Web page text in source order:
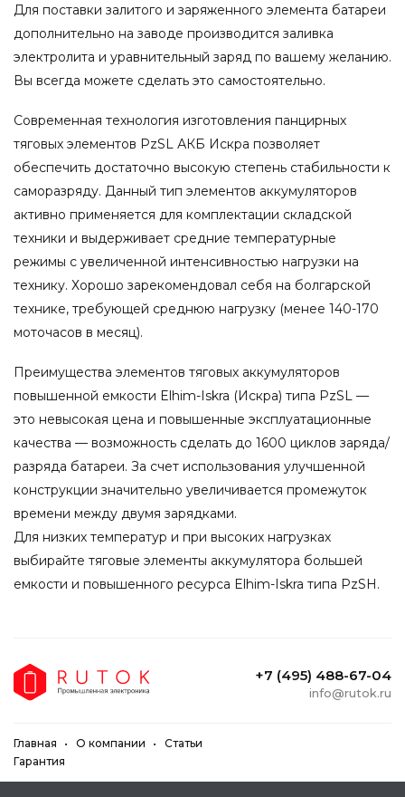
Для поставки залитого и заряженного элемента батареи
дополнительно на заводе производится заливка
электролита и уравнительный заряд по вашему желанию.
Вы всегда можете сделать это самостоятельно.
Современная технология изготовления панцирных
тяговых элементов PzSL АКБ Искра позволяет
обеспечить достаточно высокую степень стабильности к
саморазряду. Данный тип элементов аккумуляторов
активно применяется для комплектации складской
техники и выдерживает средние температурные
режимы с увеличенной интенсивностью нагрузки на
технику. Хорошо зарекомендовал себя на болгарской
технике, требующей среднюю нагрузку (менее 140-170
моточасов в месяц).
Преимущества элементов тяговых аккумуляторов
повышенной емкости Elhim-Iskra (Искра) типа PzSL —
это невысокая цена и повышенные эксплуатационные
качества — возможность сделать до 1600 циклов заряда/
разряда батареи. За счет использования улучшенной
конструкции значительно увеличивается промежуток
времени между двумя зарядками.
Для низких температур и при высоких нагрузках
выбирайте тяговые элементы аккумулятора большей
емкости и повышенного ресурса Elhim-Iskra типа PzSH.
+7 (495) 488-67-04
info@rutok.ru
Главная О компании
Статьи
Гарантия